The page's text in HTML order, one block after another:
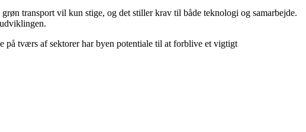
transport vil kun stige, og det stiller krav til både teknologi og samarbejde.
på tværs af sektorer har byen potentiale til at forblive et vigtigt